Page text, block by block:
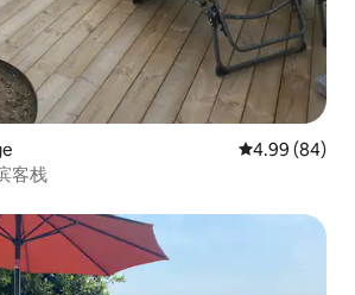
平均评分 4.99
4.99 (84)
客栈